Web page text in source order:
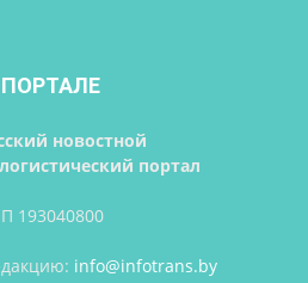
новостной
портал
193040800
info@infotrans.bу